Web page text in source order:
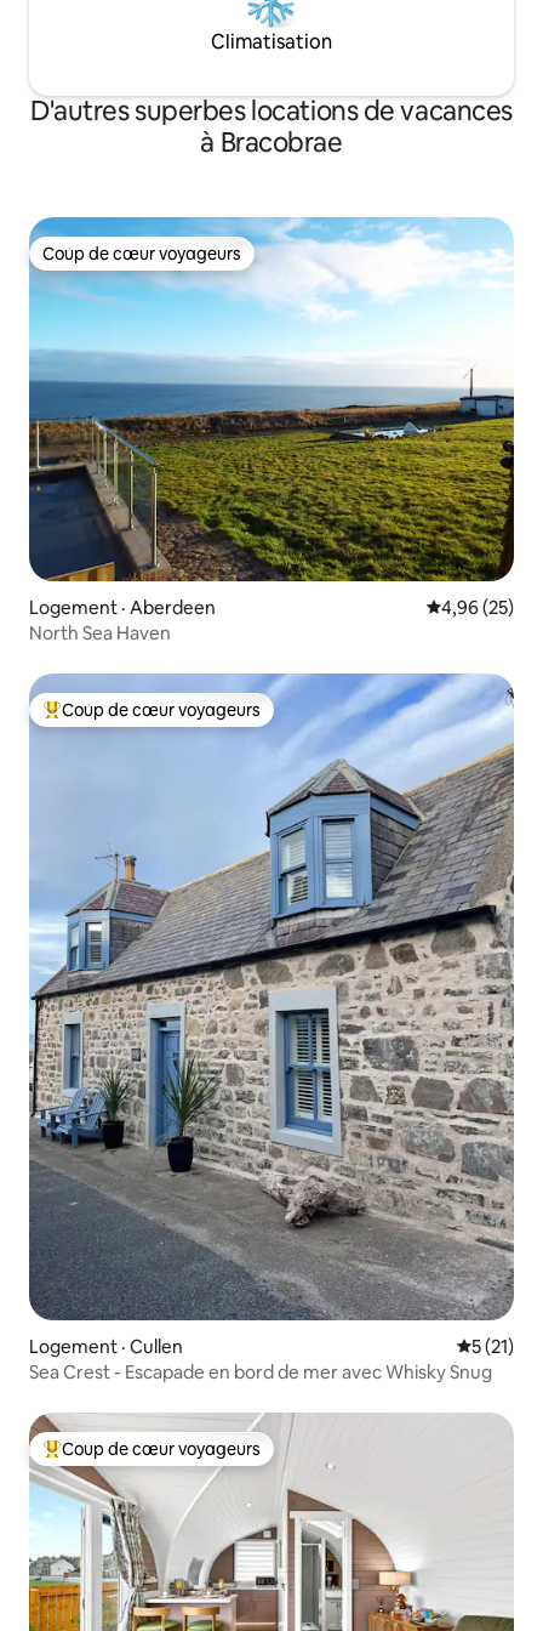
Climatisation
D'autres superbes locations de vacances
à Bracobrae
Coup de cœur voyageurs
Coup de cœur voyageurs
Logement · Aberdeen Note
4,96 (25)
North Sea Haven
Coup de cœur voyageurs parmi les plus aimés
Coup de cœur voyageurs
Logement · Cullen Note
5 (21)
Sea Crest - Escapade en bord de mer avec Whisky Snug
Coup de cœur voyageurs parmi les plus aimés
Coup de cœur voyageurs